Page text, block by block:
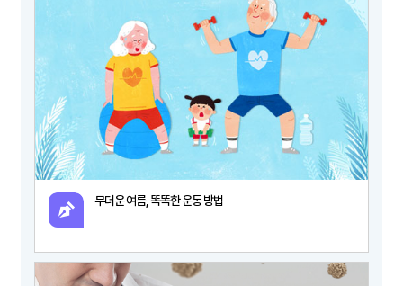
무더운 여름, 똑똑한 운동 방법